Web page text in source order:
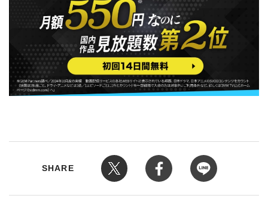
SHARE